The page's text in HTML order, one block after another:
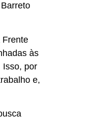
Frente
às
Isso, por
e,